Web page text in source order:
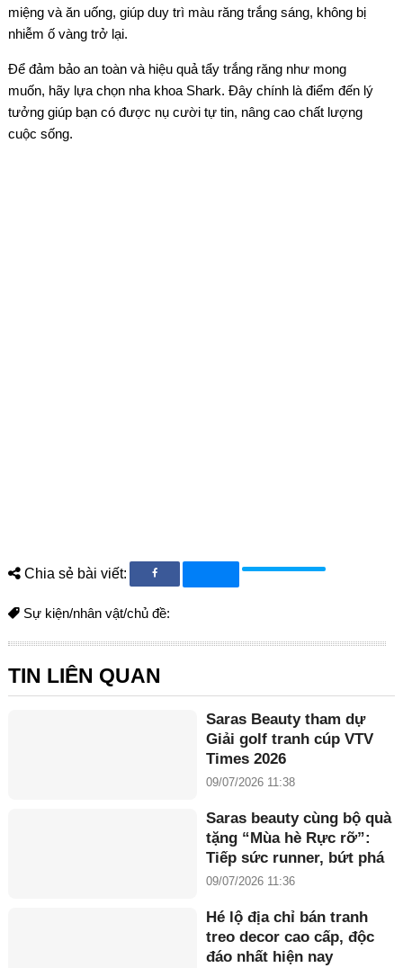
miệng và ăn uống, giúp duy trì màu răng trắng sáng, không bị
nhiễm ố vàng trở lại.
Để đảm bảo an toàn và hiệu quả tẩy trắng răng như mong
muốn, hãy lựa chọn nha khoa Shark. Đây chính là điểm đến lý
tưởng giúp bạn có được nụ cười tự tin, nâng cao chất lượng
cuộc sống.
Chia sẻ bài viết:
Sự kiện/nhân vật/chủ đề:
TIN LIÊN QUAN
Saras Beauty tham dự
Giải golf tranh cúp VTV
Times 2026
09/07/2026 11:38
Saras beauty cùng bộ quà
tặng “Mùa hè Rực rỡ”:
Tiếp sức runner, bứt phá
giới hạn
09/07/2026 11:36
Hé lộ địa chỉ bán tranh
treo decor cao cấp, độc
đáo nhất hiện nay